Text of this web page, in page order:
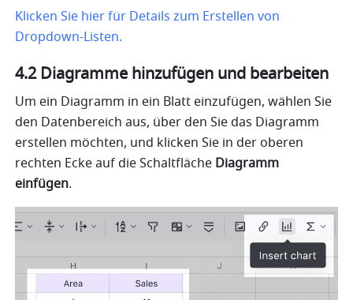
Klicken Sie hier für Details zum Erstellen von
Dropdown-Listen.
4.2 Diagramme hinzufügen und bearbeiten
Um ein Diagramm in ein Blatt einzufügen, wählen Sie
den Datenbereich aus, über den Sie das Diagramm
erstellen möchten, und klicken Sie in der oberen
rechten Ecke auf die Schaltfläche Diagramm
einfügen.